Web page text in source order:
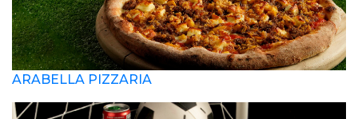
ARABELLA PIZZARIA